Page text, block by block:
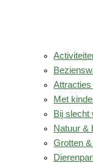
Met
Bij slecht
Natuur &
Grotten